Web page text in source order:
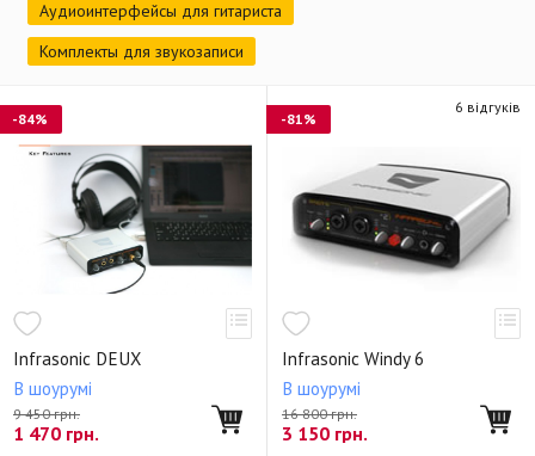
Аудиоинтерфейсы для гитариста
Комплекты для звукозаписи
Infrasonic DEUX
В шоурумі
9 450 грн.
1 470 грн.
-84%
Infrasonic Windy 6
В шоурумі
16 800 грн.
3 150 грн.
6 відгуків
-81%